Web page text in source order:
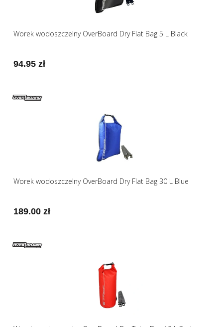
Worek wodoszczelny OverBoard Dry Flat Bag 5 L Black
94.95 zł
Worek wodoszczelny OverBoard Dry Flat Bag 30 L Blue
189.00 zł